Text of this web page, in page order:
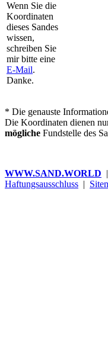
Wenn Sie die
Koordinaten
dieses Sandes
wissen,
schreiben Sie
mir bitte eine
E-Mail.
Danke.
* Die genauste
Die Koordinaten dienen
mögliche Fundstelle des
WWW.SAND.WORLD |
Haftungsausschluss |